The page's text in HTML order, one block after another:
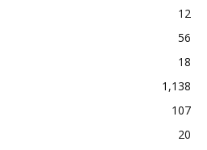
12
56
18
1,138
107
20